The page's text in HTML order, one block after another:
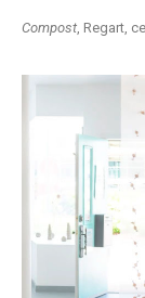
Compost , Regart,